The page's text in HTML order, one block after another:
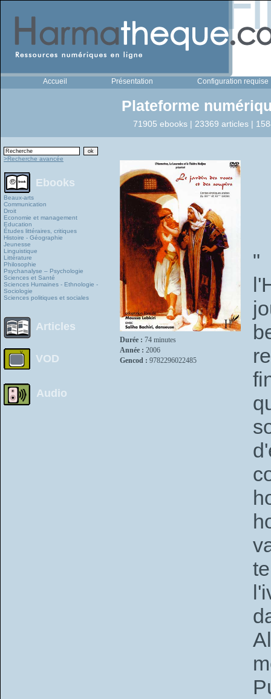
Accueil Présentation Configuration requise
Plateforme
71905 ebooks | 23369 articles |
>Recherche avancée
Ebooks
Beaux-arts
Communication
Droit
Economie et management
Education
Études littéraires, critiques
Histoire - Géographie
Jeunesse
Linguistique
Littérature
Philosophie
Psychanalyse – Psychologie
Sciences et Santé
Sciences Humaines - Ethnologie -
Sociologie
Sciences politiques et sociales
Articles
VOD
Audio
Durée : 74 minutes
Année : 2006
Gencod : 9782296022485
"